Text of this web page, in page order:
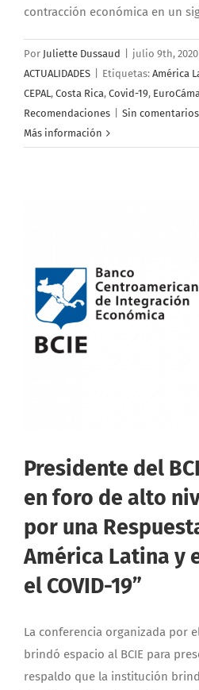
contracción económica en un
Por Juliette Dussaud julio 9th, 2020
ACTUALIDADES
Etiquetas: América
CEPAL , Costa Rica, Covid-19,
Recomendaciones
Sin comentarios
Más información
Presidente del
en foro de alto
por una
América Latina y
el COVID-19”
La conferencia organizada por
brindó espacio al BCIE para
respaldo que la institución